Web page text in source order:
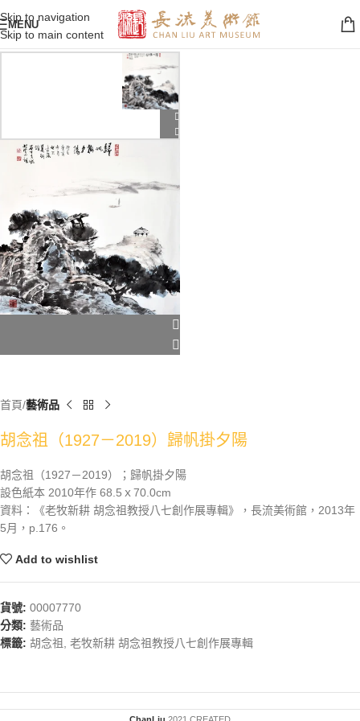
Skip to navigation
Skip to main content
MENU
首頁 藝術品
胡念祖（1927－2019）歸帆掛夕陽
胡念祖（1927－2019）；歸帆掛夕陽
設色紙本 2010年作 68.5ｘ70.0cm
資料：《老牧新耕 胡念祖教授八七創作展專輯》，長流美術館，2013年
5月，p.176。
Add to wishlist
貨號: 00007770
分類: 藝術品
標籤: 胡念祖, 老牧新耕 胡念祖教授八七創作展專輯